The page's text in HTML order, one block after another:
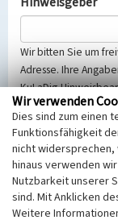
Wir bitten Sie um
Adresse. Ihre
KuLaDig-
Selbstverständlich
dem 25.05.2018
(EU-DSGVO)
Hinweise zum
Nachricht
Wir verwenden
Dies sind zum einen
Funktionsfähigkeit
nicht widersprechen,
hinaus verwenden
Nutzbarkeit unserer
sind. Mit Anklicken
Weitere